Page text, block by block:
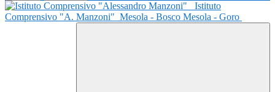
Istituto
Comprensivo "A. Manzoni" Mesola - Bosco Mesola - Goro